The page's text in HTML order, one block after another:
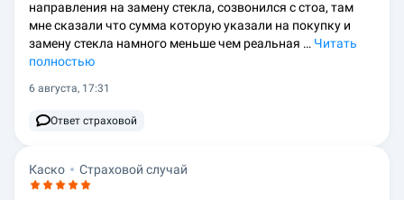
направления на замену стекла, созвонился с стоа, там
мне сказали что сумма которую указали на покупку и
замену стекла намного меньше чем реальная … Читать
полностью
6 августа, 17:31
Ответ страховой
Каско Страховой случай